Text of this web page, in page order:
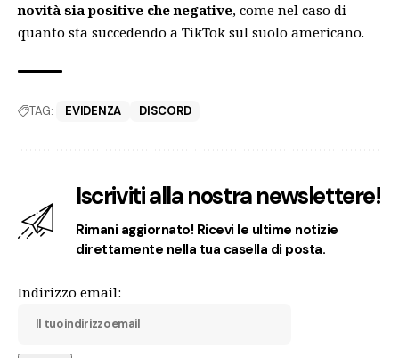
novità sia positive che negative, come nel caso di
quanto sta succedendo a TikTok sul suolo americano.
TAG: EVIDENZA DISCORD
Iscriviti alla nostra newslettere!
Rimani aggiornato! Ricevi le ultime notizie
direttamente nella tua casella di posta.
Indirizzo email: